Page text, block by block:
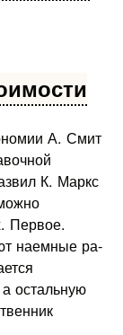
А. Смит
К. Маркс
Первое.
наемные ра­
остальную